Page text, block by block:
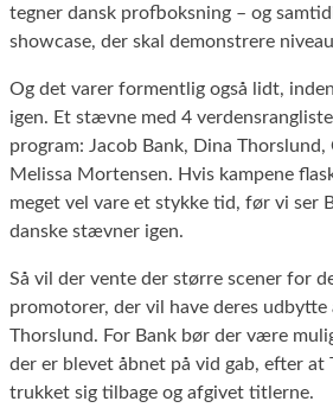
tegner dansk profboksning – og
showcase, der skal demonstrere
Og det varer formentlig også lidt,
igen. Et stævne med 4
program: Jacob Bank, Dina
Melissa Mortensen. Hvis kampene
meget vel vare et stykke tid, før vi ser
danske stævner igen.
Så vil der vente der større scener for
promotorer, der vil have deres udbytte
Thorslund. For Bank bør der være
der er blevet åbnet på vid gab, efter at
trukket sig tilbage og afgivet titlerne.